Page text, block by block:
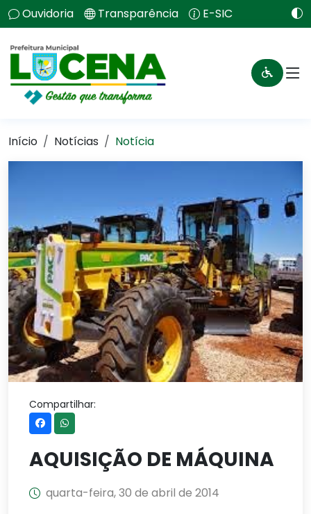
Ouvidoria Transparência E-SIC
Início Notícias Notícia
Compartilhar:
AQUISIÇÃO DE MÁQUINA
quarta-feira, 30 de abril de 2014